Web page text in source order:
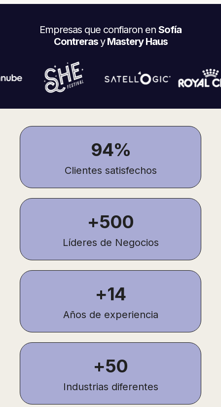
Empresas que confiaron en Sofía
ContrerasyMastery Haus
94%
Clientes satisfechos
+500
Líderes de Negocios
+14
Años de experiencia
+50
Industrias diferentes